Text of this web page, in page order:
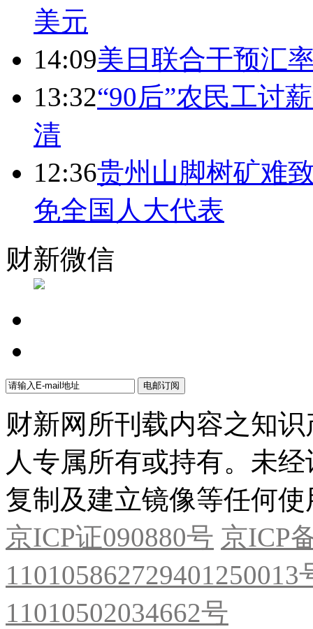
美元
14:09美日联合干预汇
13:32“90后”农民工讨
清
12:36贵州山脚树矿难
免全国人大代表
财新微信
财新网所刊载内容之知
人专属所有或持有。未
复制及建立镜像等任何使
京ICP证090880号 京ICP
11010502034662号